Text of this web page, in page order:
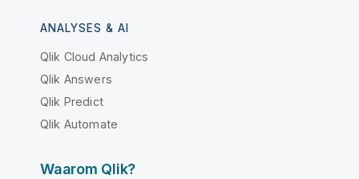
ANALYSES & AI
Qlik Cloud Analytics
Qlik Answers
Qlik Predict
Qlik Automate
Waarom Qlik?